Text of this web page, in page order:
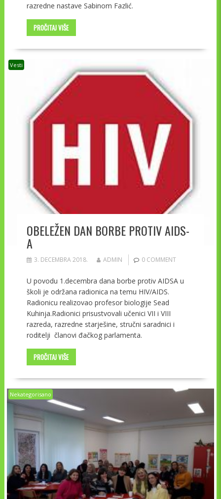
razredne nastave Sabinom Fazlić.
PROČITAJ VIŠE
Vesti
OBELEŽEN DAN BORBE PROTIV AIDS-
A
3. DECEMBRA 2018. ADMIN 0 COMMENT
U povodu 1.decembra dana borbe protiv AIDSA u
školi je održana radionica na temu HIV/AIDS.
Radionicu realizovao profesor biologije Sead
Kuhinja.Radionici prisustvovali učenici VII i VIII
razreda, razredne starješine, stručni saradnici i
roditelji članovi đačkog parlamenta.
PROČITAJ VIŠE
Nekategorisano